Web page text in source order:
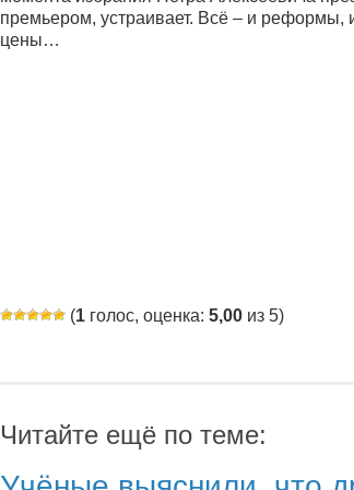
премьером, устраивает. Всё – и реформы,
цены…
(1 голос, оценка: 5,00 из 5)
Читайте ещё по теме: